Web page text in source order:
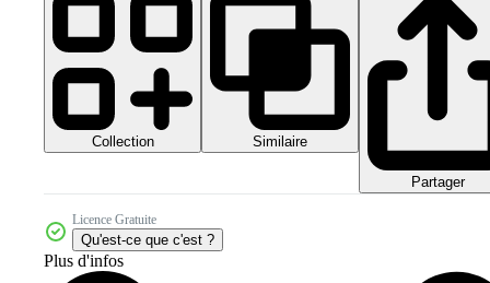
Collection Similaire
Partager
Licence Gratuite
Qu'est-ce que c'est ?
Plus d'infos